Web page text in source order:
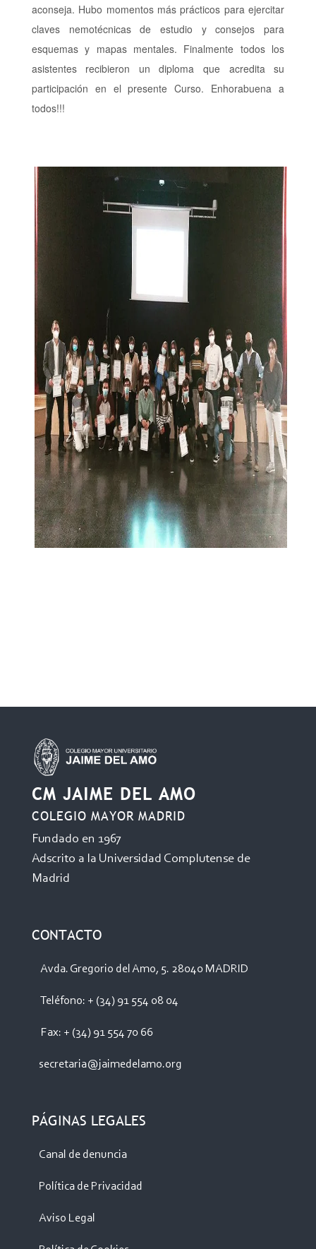
aconseja. Hubo momentos más prácticos para ejercitar
claves nemotécnicas de estudio y consejos para
esquemas y mapas mentales. Finalmente todos los
asistentes recibieron un diploma que acredita su
participación en el presente Curso. Enhorabuena a
todos!!!
CM JAIME DEL AMO
COLEGIO MAYOR MADRID
Fundado en 1967
Adscrito a la Universidad Complutense de
Madrid
CONTACTO
Avda. Gregorio del Amo, 5. 28040 MADRID
Teléfono: + (34) 91 554 08 04
Fax: + (34) 91 554 70 66
secretaria@jaimedelamo.org
PÁGINAS LEGALES
Canal de denuncia
Política de Privacidad
Aviso Legal